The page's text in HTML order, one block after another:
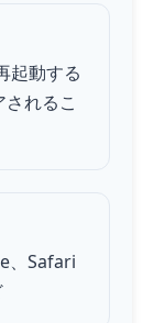
起動する
れるこ
、Safari